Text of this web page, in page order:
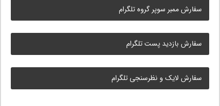
سفارش ممبر سوپر گروه تلگرام
سفارش بازدید پست تلگرام
سفارش لایک و نظرسنجی تلگرام